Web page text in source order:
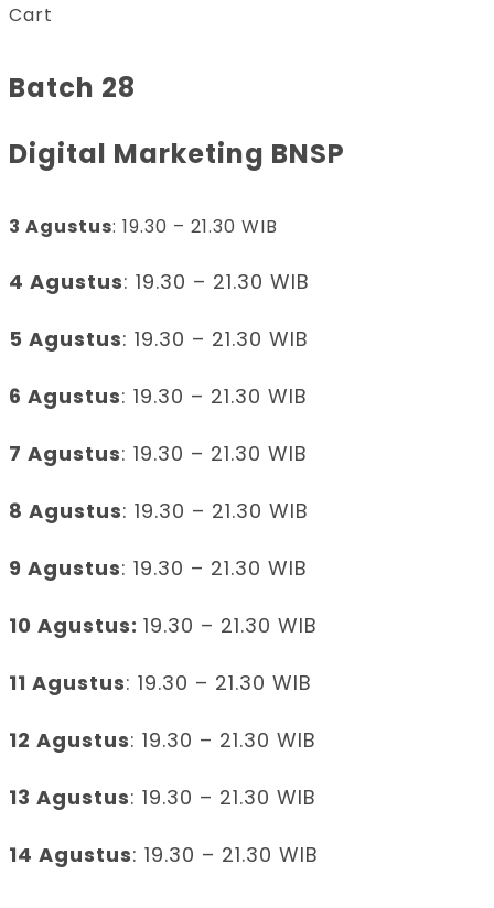
Cart
Batch 28
Digital Marketing BNSP
3 Agustus: 19.30 – 21.30 WIB
4 Agustus: 19.30 – 21.30 WIB
5 Agustus: 19.30 – 21.30 WIB
6 Agustus: 19.30 – 21.30 WIB
7 Agustus: 19.30 – 21.30 WIB
8 Agustus: 19.30 – 21.30 WIB
9 Agustus: 19.30 – 21.30 WIB
10 Agustus: 19.30 – 21.30 WIB
11 Agustus: 19.30 – 21.30 WIB
12 Agustus: 19.30 – 21.30 WIB
13 Agustus: 19.30 – 21.30 WIB
14 Agustus: 19.30 – 21.30 WIB